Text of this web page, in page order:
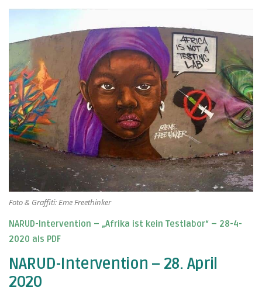
Foto & Graffiti: Eme Freethinker
NARUD-Intervention – „Afrika ist kein Testlabor“ – 28-4-
2020 als PDF
NARUD-Intervention – 28. April
2020